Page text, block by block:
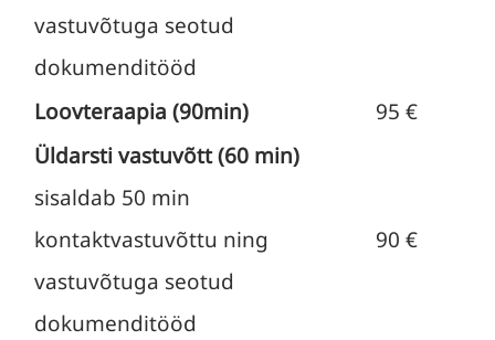
vastuvõtuga seotud
dokumenditööd
Loovteraapia (90min)
95 €
Üldarsti vastuvõtt (60 min)
sisaldab 50 min
kontaktvastuvõttu ning
vastuvõtuga seotud
dokumenditööd
90 €